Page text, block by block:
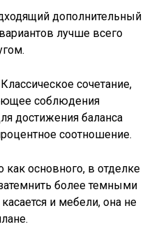
дополнительный
лучше всего
Классическое сочетание,
соблюдения
достижения баланса
соотношение.
основного, в отделке
более темными
и мебели, она не